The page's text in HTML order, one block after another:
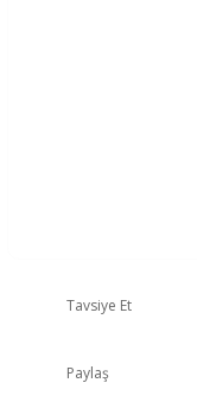
Tavsiye Et
Paylaş